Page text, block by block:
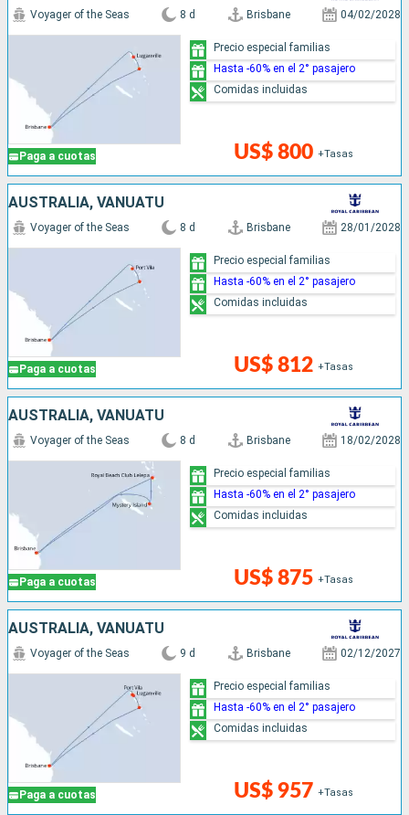
Paga a cuotas
Voyager of the Seas 8 d Brisbane 04/02/2028
US$ 800 +Tasas
Precio especial familias
Hasta -60% en el 2° pasajero
Comidas incluidas
AUSTRALIA, VANUATU
Paga a cuotas
Voyager of the Seas 8 d Brisbane 28/01/2028
US$ 812 +Tasas
Precio especial familias
Hasta -60% en el 2° pasajero
Comidas incluidas
AUSTRALIA, VANUATU
Paga a cuotas
Voyager of the Seas 8 d Brisbane 18/02/2028
US$ 875 +Tasas
Precio especial familias
Hasta -60% en el 2° pasajero
Comidas incluidas
AUSTRALIA, VANUATU
Paga a cuotas
Voyager of the Seas 9 d Brisbane 02/12/2027
US$ 957 +Tasas
Precio especial familias
Hasta -60% en el 2° pasajero
Comidas incluidas